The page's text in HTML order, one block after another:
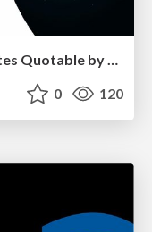
Invisible to AI? Making TYPO3 Sites Quotable by AI Search Systems
0 120